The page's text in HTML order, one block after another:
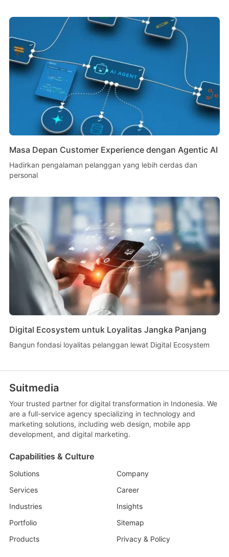
Masa Depan Customer Experience dengan Agentic AI
Hadirkan pengalaman pelanggan yang lebih cerdas dan
personal
Digital Ecosystem untuk Loyalitas Jangka Panjang
Bangun fondasi loyalitas pelanggan lewat Digital Ecosystem
Suitmedia
Your trusted partner for digital transformation in Indonesia. We
are a full-service agency specializing in technology and
marketing solutions, including web design, mobile app
development, and digital marketing.
Capabilities & Culture
Solutions
Company
Services
Career
Industries
Insights
Portfolio
Sitemap
Products
Privacy & Policy